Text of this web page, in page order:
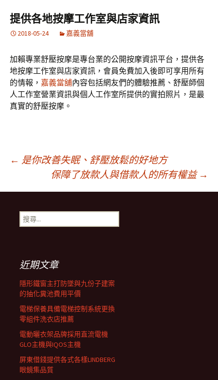
容
區
提供各地按摩工作室與店家資訊
2018-05-24 嘉義當舖
加賴專業舒壓按摩是專台業的公開按摩資訊平台，提供各
地按摩工作室與店家資訊，會員免費加入後即可享用所有
的情報， 嘉義當舖內容包括網友們的體驗推薦、舒壓師個
人工作室營業資訊與個人工作室所提供的實拍照片，是最
真實的舒壓按摩。
文
章
導
覽
列
← 是你改善失眠、舒壓放鬆的好地方
保障了放款人與借款人的所有權益 →
搜
尋
近期文章
隱形鐵窗主打防墜與九份子建案
的抽化糞池費用平價
電梯保養具備電梯控制系統更換
零組件洗衣店推薦
電動曬衣架品牌採用直流電機
GLO主機與IQOS主機
屏東借錢提供各式各樣LINDBERG
眼鏡集品質